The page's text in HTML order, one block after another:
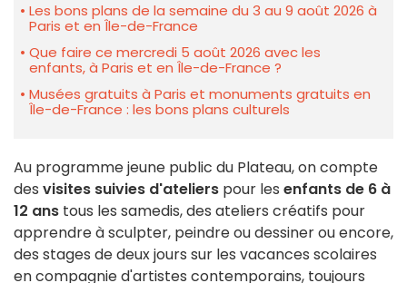
Les bons plans de la semaine du 3 au 9 août 2026 à
Paris et en Île-de-France
Que faire ce mercredi 5 août 2026 avec les
enfants, à Paris et en Île-de-France ?
Musées gratuits à Paris et monuments gratuits en
Île-de-France : les bons plans culturels
Au programme jeune public du Plateau, on compte
des visites suivies d'ateliers pour les enfants de 6 à
12 ans tous les samedis, des ateliers créatifs pour
apprendre à sculpter, peindre ou dessiner ou encore,
des stages de deux jours sur les vacances scolaires
en compagnie d'artistes contemporains, toujours